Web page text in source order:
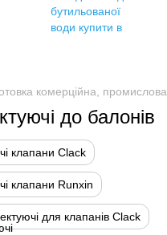
комерційна, промислова
до балонів
клапани Clack
клапани Runxin
для клапанів Clack